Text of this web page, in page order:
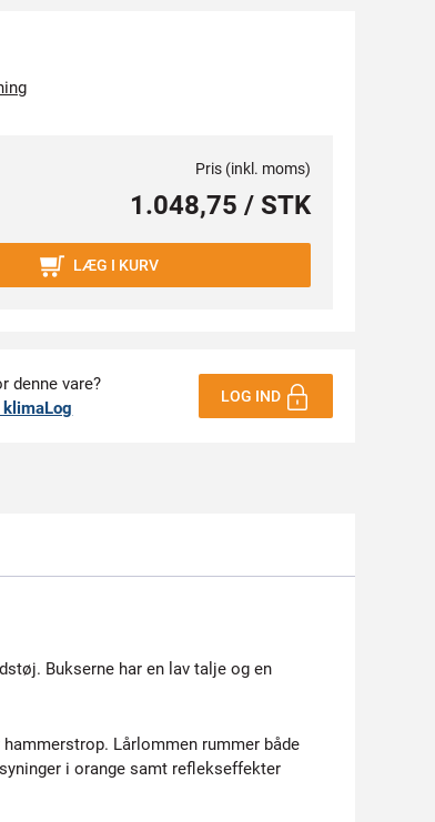
Pris (inkl. moms)
1.048,75 / STK
LÆG I KURV
denne vare?
klimaLog
LOG IND
Bukserne har en lav talje og en
Lårlommen rummer både
i orange samt reflekseffekter